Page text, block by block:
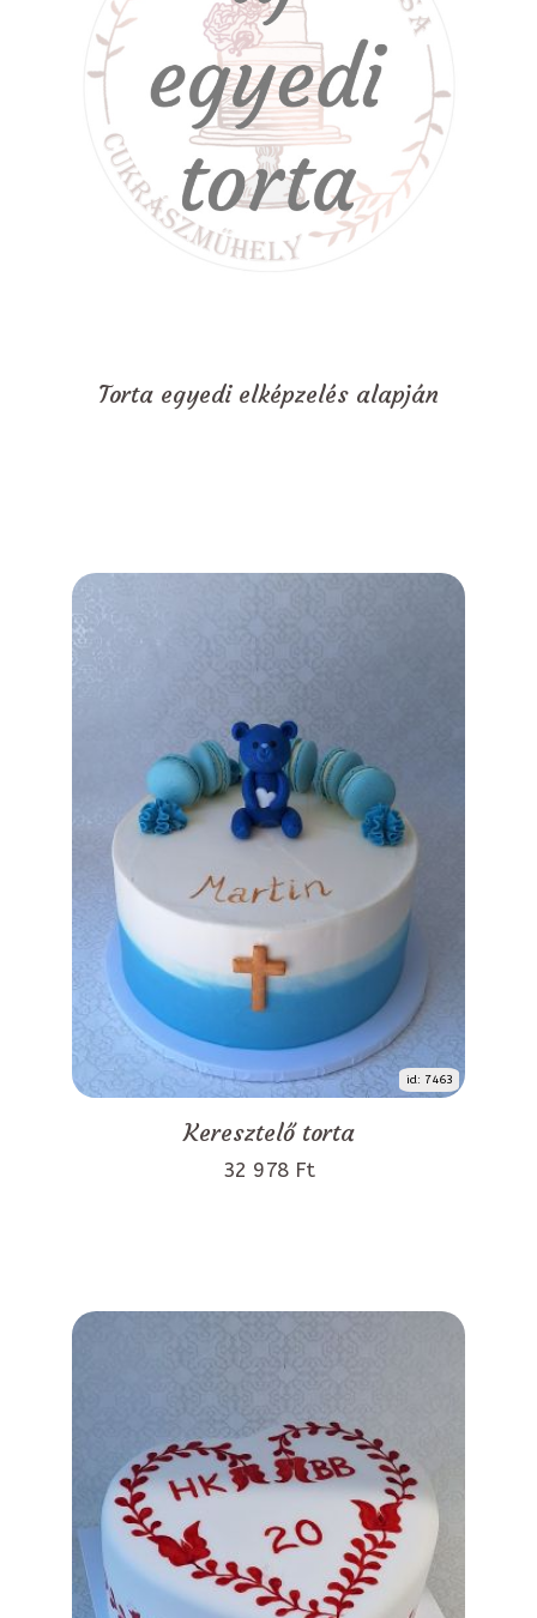
Torta egyedi elképzelés alapján
id: 7463
Keresztelő torta
32 978 Ft